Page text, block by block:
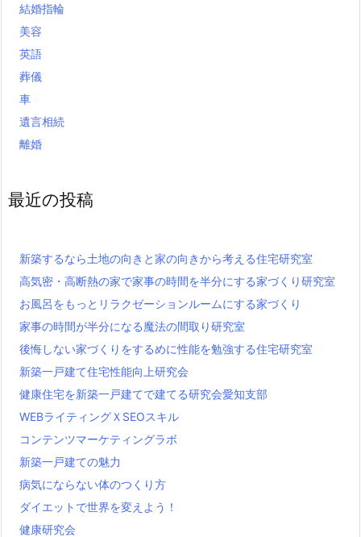
結婚指輪
美容
英語
葬儀
車
遺言相続
離婚
最近の投稿
新築するなら土地の向きと家の向きから考える住宅研究室
高気密・高断熱の家で家事の時間を半分にする家づくり研究室
お風呂をもっとリラクゼーションルームにする家づくり
家事の時間が半分になる魔法の間取り研究室
後悔しない家づくりをするめに性能を勉強する住宅研究室
新築一戸建て住宅性能向上研究会
健康住宅を新築一戸建てで建てる研究会愛知支部
WEBライティングＸSEOスキル
コンテンツマーケティングラボ
新築一戸建ての魅力
病気にならない体のつくり方
ダイエットで世界を変えよう！
健康研究会